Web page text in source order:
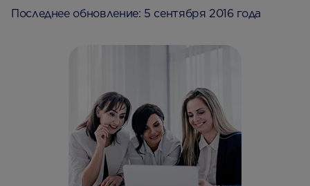
Последнее обновление: 5 сентября 2016 года